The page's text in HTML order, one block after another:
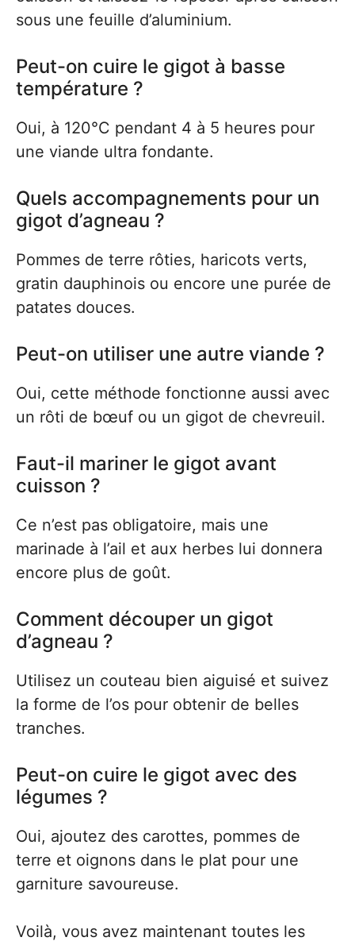
sous une feuille d’aluminium.
Peut-on cuire le gigot à basse
température ?
Oui, à 120°C pendant 4 à 5 heures pour
une viande ultra fondante.
Quels accompagnements pour un
gigot d’agneau ?
Pommes de terre rôties, haricots verts,
gratin dauphinois ou encore une purée de
patates douces.
Peut-on utiliser une autre viande ?
Oui, cette méthode fonctionne aussi avec
un rôti de bœuf ou un gigot de chevreuil.
Faut-il mariner le gigot avant
cuisson ?
Ce n’est pas obligatoire, mais une
marinade à l’ail et aux herbes lui donnera
encore plus de goût.
Comment découper un gigot
d’agneau ?
Utilisez un couteau bien aiguisé et suivez
la forme de l’os pour obtenir de belles
tranches.
Peut-on cuire le gigot avec des
légumes ?
Oui, ajoutez des carottes, pommes de
terre et oignons dans le plat pour une
garniture savoureuse.
Voilà, vous avez maintenant toutes les